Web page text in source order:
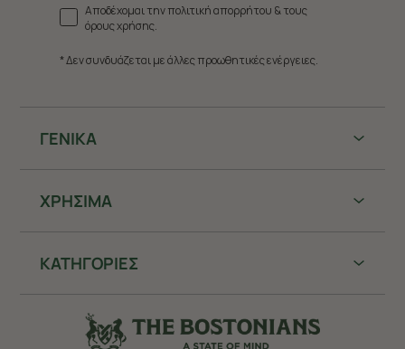
ΓΕΝΙΚΑ
ΧΡHΣΙΜΑ
ΚΑΤΗΓΟΡΙΕΣ
Αποδέχομαι την πολιτική απορρήτου & τους
όρους χρήσης.
* Δεν συνδυάζεται με άλλες προωθητικές ενέργειες.